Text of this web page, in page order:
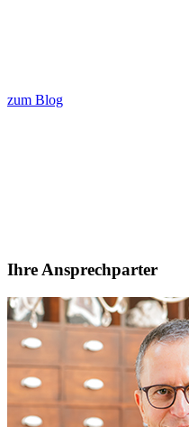
zum Blog
Ihre Ansprechparter